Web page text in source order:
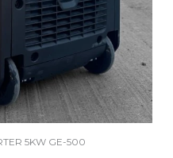
5KW GE-500